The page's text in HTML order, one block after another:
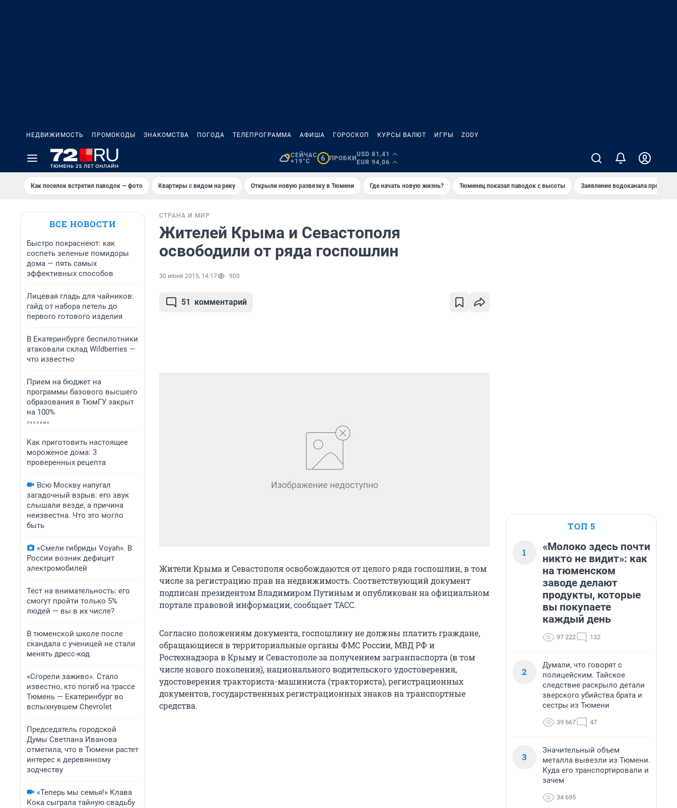
НЕДВИЖИМОСТЬ ПРОМОКОДЫ ЗНАКОМСТВА ПОГОДА ТЕЛЕПРОГРАММА АФИША ГОРОСКОП КУРСЫ ВАЛЮТ ИГРЫ ZODY
СЕЙЧАС
+19°C
6 ПРОБКИ
USD 81,41
EUR 94,06
Как поселок встретил паводок — фото Квартиры с видом на реку Открыли новую развязку в Тюмени Где начать новую жизнь? Тюменец показал паводок с высоты Заявление водоканала про
ВСЕ НОВОСТИ
Быстро покраснеют: как
соспеть зеленые помидоры
дома — пять самых
эффективных способов
Лицевая гладь для чайников:
гайд от набора петель до
первого готового изделия
В Екатеринбурге беспилотники
атаковали склад Wildberries —
что известно
Прием на бюджет на
программы базового высшего
образования в ТюмГУ закрыт
на 100%
Как приготовить настоящее
мороженое дома: 3
проверенных рецепта
Всю Москву напугал
загадочный взрыв: его звук
слышали везде, а причина
неизвестна. Что это могло
быть
«Смели гибриды Voyah». В
России возник дефицит
электромобилей
Тест на внимательность: его
смогут пройти только 5%
людей — вы в их числе?
В тюменской школе после
скандала с ученицей не стали
менять дресс-код
«Сгорели заживо». Стало
известно, кто погиб на трассе
Тюмень — Екатеринбург во
вспыхнувшем Chevrolet
Председатель городской
Думы Светлана Иванова
отметила, что в Тюмени растет
интерес к деревянному
зодчеству
«Теперь мы семья!» Клава
Кока сыграла тайную свадьбу
СТРАНА И МИР
Жителей Крыма и Севастополя
освободили от ряда госпошлин
30 июня 2015, 14:17 900
51 комментарий
Жители Крыма и Севастополя освобождаются от целого ряда госпошлин, в том
числе за регистрацию прав на недвижимость. Соответствующий документ
подписан президентом Владимиром Путиным и опубликован на официальном
портале правовой информации, сообщает ТАСС.
Согласно положениям документа, госпошлину не должны платить граждане,
обращающиеся в территориальные органы ФМС России, МВД РФ и
Ростехнадзора в Крыму и Севастополе за получением загранпаспорта (в том
числе нового поколения), национального водительского удостоверения,
удостоверения тракториста-машиниста (тракториста), регистрационных
документов, государственных регистрационных знаков на транспортные
средства.
ТОП 5
1
«Молоко здесь почти
никто не видит»: как
на тюменском
заводе делают
продукты, которые
вы покупаете
каждый день
97 222 132
2
Думали, что говорят с
полицейским. Тайское
следствие раскрыло детали
зверского убийства брата и
сестры из Тюмени
39 667 47
3
Значительный объем
металла вывезли из Тюмени.
Куда его транспортировали и
зачем
34 695